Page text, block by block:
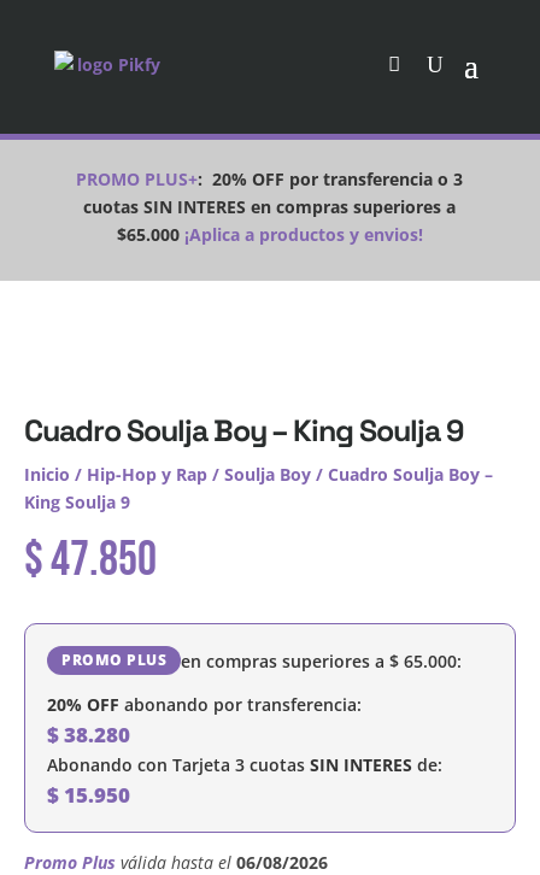
PROMO PLUS+:20% OFF por transferencia o 3
cuotas SIN INTERES en compras superiores a
$65.000¡Aplica a productos y envios!
Cuadro Soulja Boy – King Soulja 9
Inicio / Hip-Hop y Rap / Soulja Boy / Cuadro Soulja Boy –
King Soulja 9
$47.850
PROMO PLUS en compras superiores a $ 65.000:
20% OFF abonando por transferencia:
$38.280
Abonando con Tarjeta 3 cuotas SIN INTERES de:
$ 15.950
Promo Plus válida hasta el 06/08/2026